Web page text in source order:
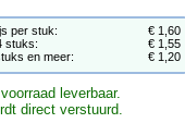
per stuk:
€ 1,60
stuks:
€ 1,55
en meer:
€ 1,20
leverbaar.
direct verstuurd.